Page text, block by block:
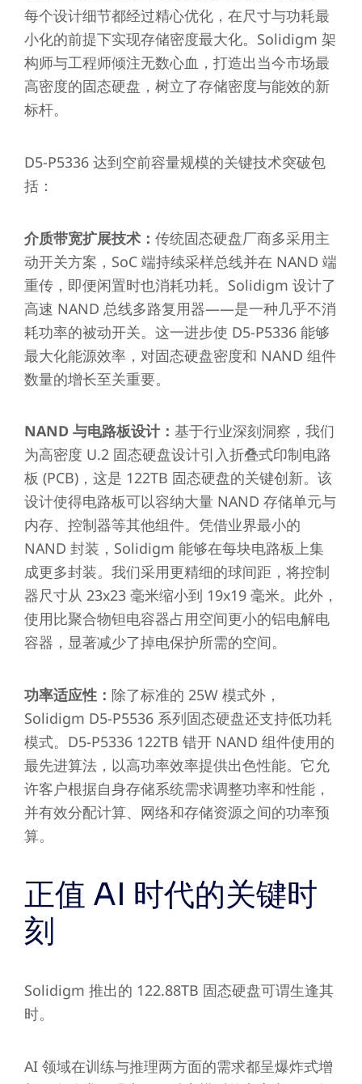
每个设计细节都经过精心优化，在尺寸与功耗最
小化的前提下实现存储密度最大化。Solidigm 架
构师与工程师倾注无数心血，打造出当今市场最
高密度的固态硬盘，树立了存储密度与能效的新
标杆。
D5-P5336 达到空前容量规模的关键技术突破包
括：
介质带宽扩展技术： 传统固态硬盘厂商多采用主
动开关方案，SoC 端持续采样总线并在 NAND 端
重传，即便闲置时也消耗功耗。Solidigm 设计了
高速 NAND 总线多路复用器——是一种几乎不消
耗功率的被动开关。这一进步使 D5-P5336 能够
最大化能源效率，对固态硬盘密度和 NAND 组件
数量的增长至关重要。
NAND 与电路板设计： 基于行业深刻洞察，我们
为高密度 U.2 固态硬盘设计引入折叠式印制电路
板 (PCB)，这是 122TB 固态硬盘的关键创新。该
设计使得电路板可以容纳大量 NAND 存储单元与
内存、控制器等其他组件。凭借业界最小的
NAND 封装，Solidigm 能够在每块电路板上集
成更多封装。我们采用更精细的球间距，将控制
器尺寸从 23x23 毫米缩小到 19x19 毫米。此外，
使用比聚合物钽电容器占用空间更小的铝电解电
容器，显著减少了掉电保护所需的空间。
功率适应性： 除了标准的 25W 模式外，
Solidigm D5-P5536 系列固态硬盘还支持低功耗
模式。D5-P5336 122TB 错开 NAND 组件使用的
最先进算法，以高功率效率提供出色性能。它允
许客户根据自身存储系统需求调整功率和性能，
并有效分配计算、网络和存储资源之间的功率预
算。
正值 AI 时代的关键时
刻
Solidigm 推出的 122.88TB 固态硬盘可谓生逢其
时。
AI 领域在训练与推理两方面的需求都呈爆炸式增